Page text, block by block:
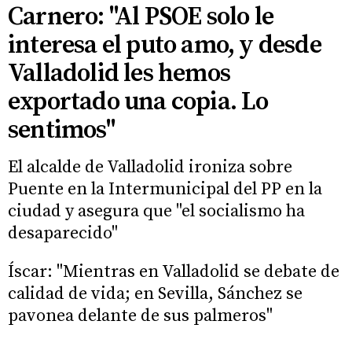
Carnero: "Al PSOE solo le
interesa el puto amo, y desde
Valladolid les hemos
exportado una copia. Lo
sentimos"
El alcalde de Valladolid ironiza sobre
Puente en la Intermunicipal del PP en la
ciudad y asegura que "el socialismo ha
desaparecido"
Íscar: "Mientras en Valladolid se debate de
calidad de vida; en Sevilla, Sánchez se
pavonea delante de sus palmeros"